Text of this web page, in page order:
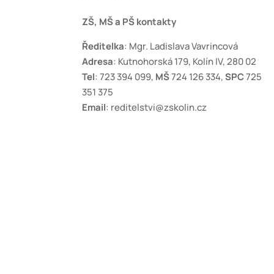
ZŠ, MŠ a PŠ kontakty
Ředitelka: Mgr. Ladislava Vavrincová
Adresa: Kutnohorská 179, Kolín IV, 280 02
Tel: 723 394 099, MŠ724 126 334,SPC725
351 375
Email: reditelstvi@zskolin.cz